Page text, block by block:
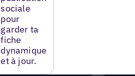
sociale
pour
garder ta
fiche
dynamique
et à jour.